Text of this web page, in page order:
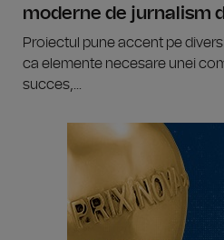
moderne de jurnalism
Proiectul pune accent pe
ca elemente necesare unei
succes,...